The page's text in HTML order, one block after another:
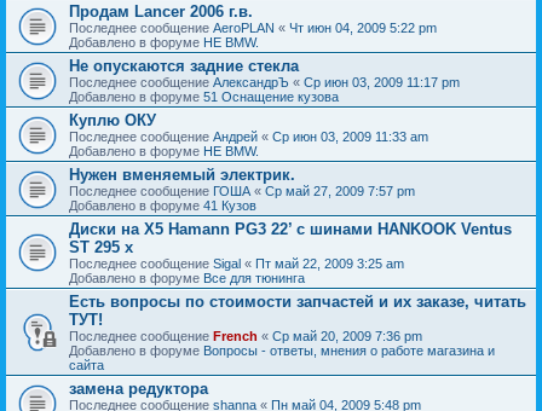
Продам Lancer 2006 г.в.
Последнее сообщение AeroPLAN « Чт июн 04, 2009 5:22 pm
Добавлено в форуме НЕ BMW.
Не опускаются задние стекла
Последнее сообщение АлександрЪ « Ср июн 03, 2009 11:17 pm
Добавлено в форуме 51 Оснащение кузова
Куплю ОКУ
Последнее сообщение Андрей « Ср июн 03, 2009 11:33 am
Добавлено в форуме НЕ BMW.
Нужен вменяемый электрик.
Последнее сообщение ГОША « Ср май 27, 2009 7:57 pm
Добавлено в форуме 41 Кузов
Диски на X5 Hamann PG3 22’ с шинами HANKOOK Ventus
ST 295 x
Последнее сообщение Sigal « Пт май 22, 2009 3:25 am
Добавлено в форуме Все для тюнинга
Есть вопросы по стоимости запчастей и их заказе, читать
ТУТ!
Последнее сообщение French « Ср май 20, 2009 7:36 pm
Добавлено в форуме Вопросы - ответы, мнения о работе магазина и
сайта
замена редуктора
Последнее сообщение shanna « Пн май 04, 2009 5:48 pm